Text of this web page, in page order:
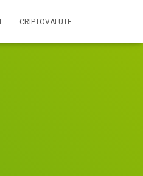
CRIPTOVALUTE